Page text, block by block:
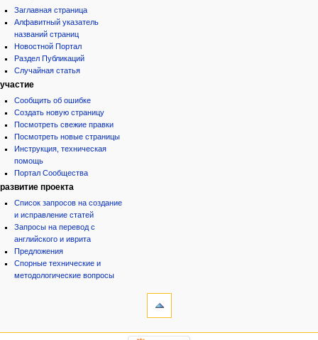
Заглавная страница
Алфавитный указатель
названий страниц
Новостной Портал
Раздел Публикаций
Случайная статья
участие
Сообщить об ошибке
Создать новую страницу
Посмотреть свежие правки
Посмотреть новые страницы
Инструкция, техническая
помощь
Портал Сообщества
развитие проекта
Список запросов на создание
и исправление статей
Запросы на перевод с
английского и иврита
Предложения
Спорные технические и
методологические вопросы
категории